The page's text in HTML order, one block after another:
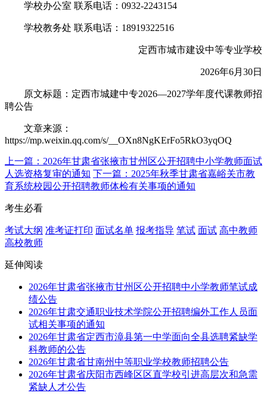
学校办公室 联系电话：0932-2243154
学校教务处 联系电话：18919322516
定西市城市建设中等专业学校
2026年6月30日
原文标题： 定西市城建中专2026—2027学年度代课教师招
聘公告
文章来源：
https://mp.weixin.qq.com/s/__OXn8NgKErFo5RkO3yqOQ
上一篇：2026年甘肃省张掖市甘州区公开招聘中小学教师面试
人选资格复审的通知 下一篇：2025年秋季甘肃省嘉峪关市教
育系统校园公开招聘教师体检有关事项的通知
考生必看
考试大纲 准考证打印 面试名单 报考指导 笔试 面试 高中教师
高校教师
延伸阅读
2026年甘肃省张掖市甘州区公开招聘中小学教师笔试成
绩公告
2026年甘肃交通职业技术学院公开招聘编外工作人员面
试相关事项的通知
2026年甘肃省定西市漳县第一中学面向全县选聘紧缺学
科教师的公告
2026年甘肃省甘南州中等职业学校教师招聘公告
2026年甘肃省庆阳市西峰区区直学校引进高层次和急需
紧缺人才公告